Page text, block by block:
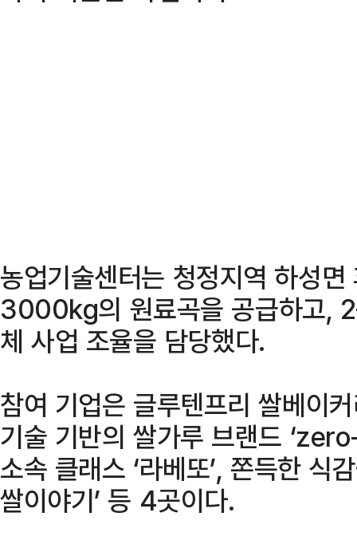
농업기술센터는 청정지역 하성
3000kg의 원료곡을 공급하고,
체 사업 조율을 담당했다.
참여 기업은 글루텐프리 쌀베이
기술 기반의 쌀가루 브랜드
소속 클래스 ‘라베또’, 쫀득한 식
쌀이야기’ 등 4곳이다.